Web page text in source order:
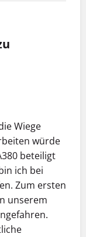
Wiege
würde
beteiligt
ich bei
Zum ersten
unserem